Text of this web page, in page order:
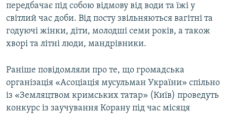
передбачає під собою відмову від води та їжі у
світлий час доби. Від посту звільняються вагітні та
годуючі жінки, діти, молодші семи років, а також
хворі та літні люди, мандрівники.
Раніше повідомляли про те, що громадська
організація «Асоціація мусульман України» спільно
із «Земляцтвом кримських татар» (Київ) проведуть
конкурс із заучування Корану під час місяця